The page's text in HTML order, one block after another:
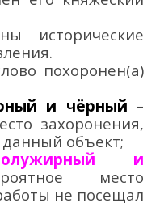
исторические
похоронен(а)
и чёрный –
захоронения,
объект;
и
место
не посещал